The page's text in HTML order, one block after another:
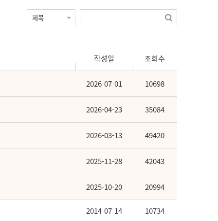
작성일 조회수
2026-07-01 10698
2026-04-23 35084
2026-03-13 49420
2025-11-28 42043
2025-10-20 20994
2014-07-14 10734